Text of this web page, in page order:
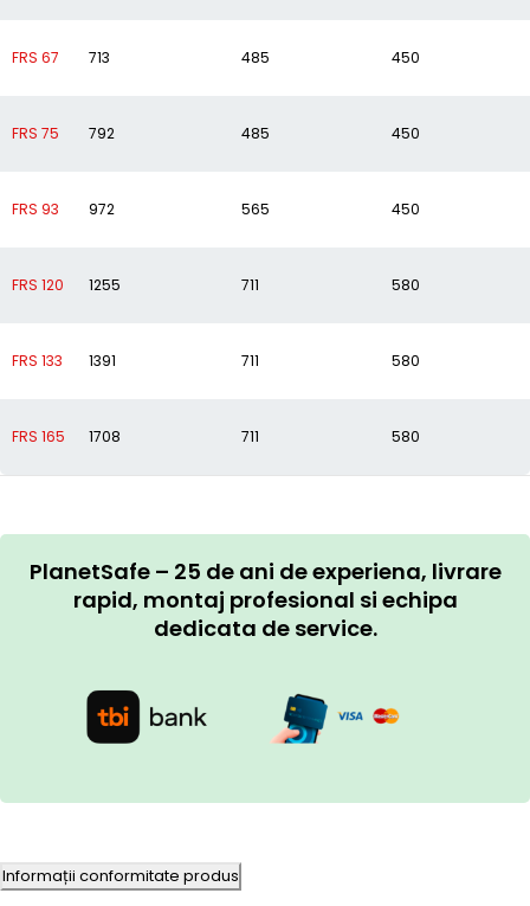
FRS 67 713 485 450
FRS 75 792 485 450
FRS 93 972 565 450
FRS 120 1255 711 580
FRS 133 1391 711 580
FRS 165 1708 711 580
PlanetSafe – 25 de ani de experiena, livrare
rapid, montaj profesional si echipa
dedicata de service.
Informații conformitate produs